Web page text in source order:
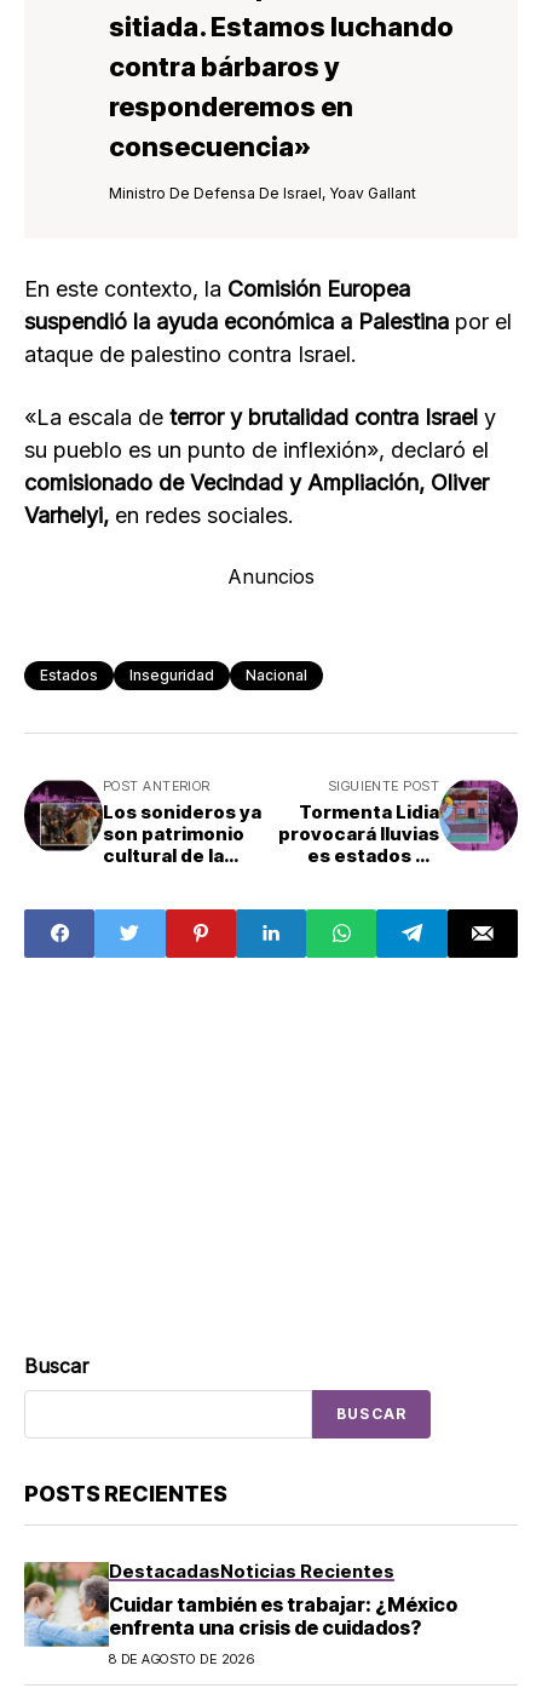
sitiada. Estamos luchando
contra bárbaros y
responderemos en
consecuencia»
Ministro De Defensa De Israel, Yoav Gallant
En este contexto, la Comisión Europea
suspendió la ayuda económica a Palestina por el
ataque de palestino contra Israel.
«La escala de terror y brutalidad contra Israel y
su pueblo es un punto de inflexión», declaró el
comisionado de Vecindad y Ampliación, Oliver
Varhelyi, en redes sociales.
Anuncios
Estados Inseguridad Nacional
POST ANTERIOR
Los sonideros ya
son patrimonio
cultural de la
SIGUIENTE POST
Tormenta Lidia
provocará lluvias
es estados de
clases
Buscar
BUSCAR
POSTS RECIENTES
DestacadasNoticias Recientes
Cuidar también es trabajar: ¿México
enfrenta una crisis de cuidados?
8 DE AGOSTO DE 2026